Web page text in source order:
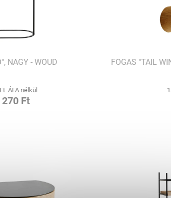
NAGY - WOUD
ÁFA nélkül
270 Ft
FOGAS "TAIL